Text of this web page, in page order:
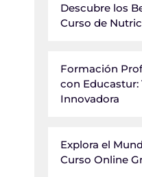
Descubre los
Curso de
Formación
con Educastur:
Innovadora
Explora el
Curso Online